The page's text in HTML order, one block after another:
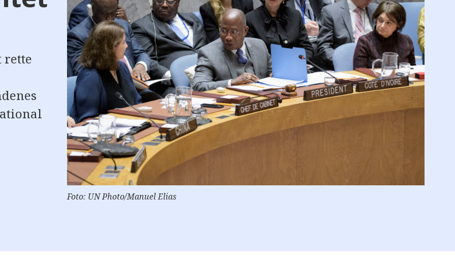
rette
Foto: UN Photo/Manuel Elias